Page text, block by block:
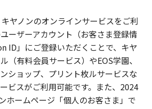
キヤノンのオンラインサービスをご利
ーザーアカウント（お客さま登録情
ID」にご登録いただくことで、キヤ
（有料会員サービス）やEOS学園、
ショップ、プリント枚ルサービスな
ビスがご利用可能です。また、2024
ホームページ「個人のお客さま」で